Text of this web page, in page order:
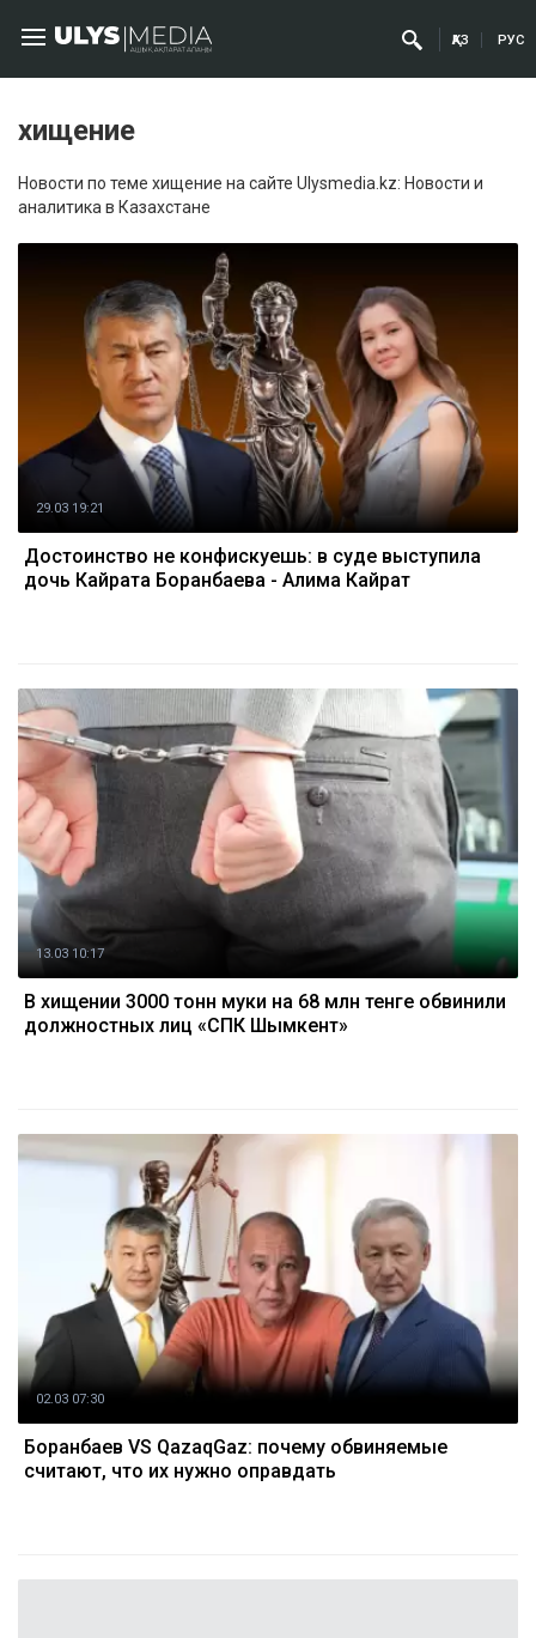
ҚАЗ РУС
хищение
Новости по теме хищение на сайте Ulysmedia.kz: Новости и
аналитика в Казахстане
29.03 19:21
Достоинство не конфискуешь: в суде выступила
дочь Кайрата Боранбаева - Алима Кайрат
13.03 10:17
В хищении 3000 тонн муки на 68 млн тенге обвинили
должностных лиц «СПК Шымкент»
02.03 07:30
Боранбаев VS QazaqGaz: почему обвиняемые
считают, что их нужно оправдать